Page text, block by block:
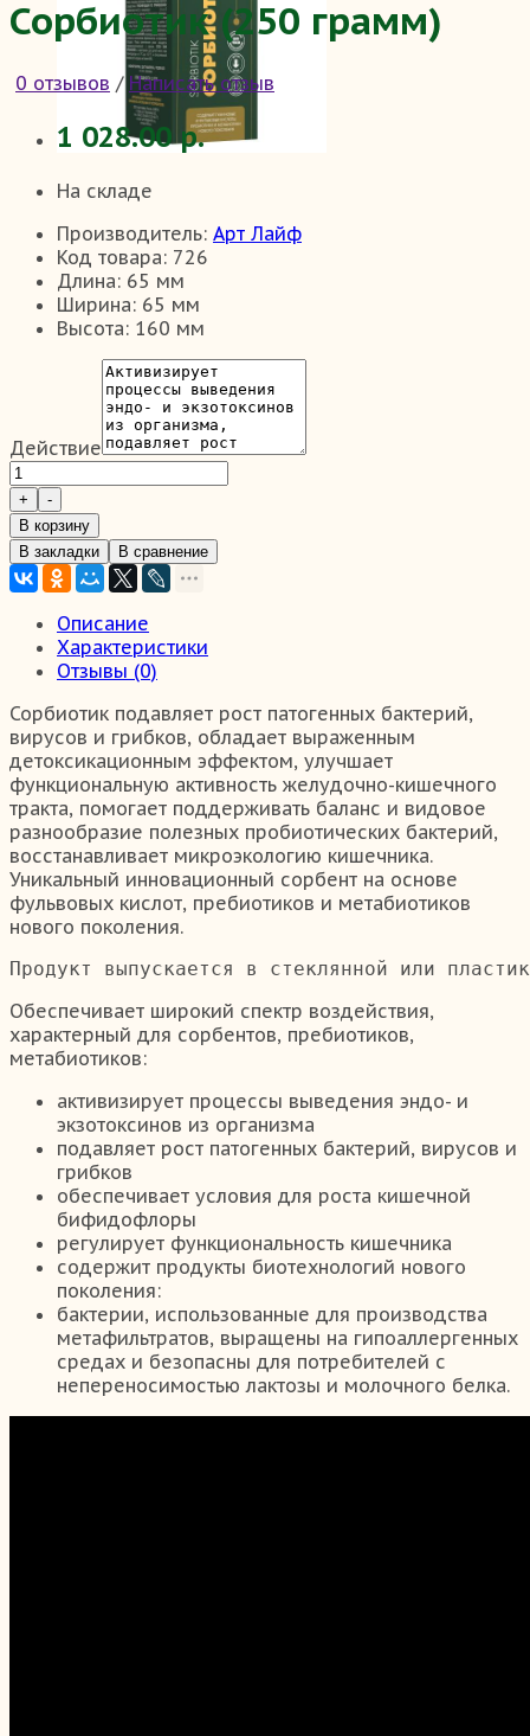
Сорбиотик (250 грамм)
0 отзывов / Написать отзыв
1 028.00 р.
На складе
Производитель: Арт Лайф
Код товара: 726
Длина: 65 мм
Ширина: 65 мм
Высота: 160 мм
Действие
В корзину
В закладки
В сравнение
Описание
Характеристики
Отзывы (0)
Сорбиотик подавляет рост патогенных бактерий,
вирусов и грибков, обладает выраженным
детоксикационным эффектом, улучшает
функциональную активность желудочно-кишечного
тракта, помогает поддерживать баланс и видовое
разнообразие полезных пробиотических бактерий,
восстанавливает микроэкологию кишечника.
Уникальный инновационный сорбент на основе
фульвовых кислот, пребиотиков и метабиотиков
нового поколения.
Продукт выпускается в стеклянной или
Обеспечивает широкий спектр воздействия,
характерный для сорбентов, пребиотиков,
метабиотиков:
активизирует процессы выведения эндо- и
экзотоксинов из организма
подавляет рост патогенных бактерий, вирусов и
грибков
обеспечивает условия для роста кишечной
бифидофлоры
регулирует функциональность кишечника
содержит продукты биотехнологий нового
поколения:
бактерии, использованные для производства
метафильтратов, выращены на гипоаллергенных
средах и безопасны для потребителей с
непереносимостью лактозы и молочного белка.